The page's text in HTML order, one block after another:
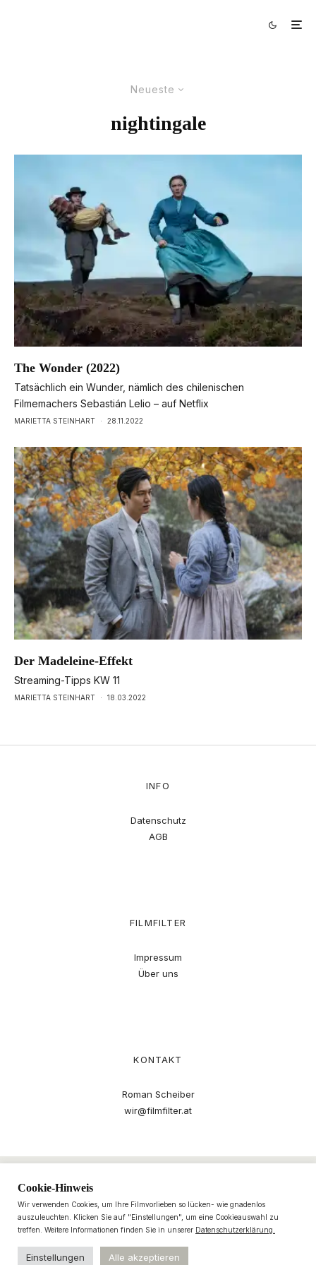
Neueste
nightingale
The Wonder (2022)
Tatsächlich ein Wunder, nämlich des chilenischen
Filmemachers Sebastián Lelio – auf Netflix
MARIETTA STEINHART · 28.11.2022
Der Madeleine-Effekt
Streaming-Tipps KW 11
MARIETTA STEINHART · 18.03.2022
INFO
Datenschutz
AGB
FILMFILTER
Impressum
Über uns
KONTAKT
Roman Scheiber
wir@filmfilter.at
Cookie-Hinweis
Wir verwenden Cookies, um Ihre Filmvorlieben so lücken- wie gnadenlos
auszuleuchten. Klicken Sie auf "Einstellungen", um eine Cookieauswahl zu
treffen. Weitere Informationen finden Sie in unserer Datenschutzerklärung.
Einstellungen Alle akzeptieren